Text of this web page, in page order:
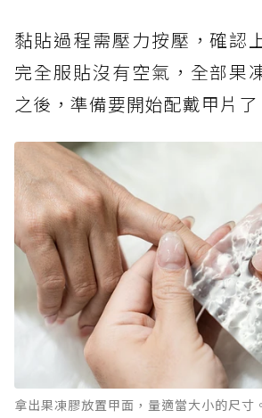
黏貼過程需壓力按壓，確認
完全服貼沒有空氣，全部果
之後，準備要開始配戴甲片了
拿出果凍膠放置甲面，量適當大小的尺寸